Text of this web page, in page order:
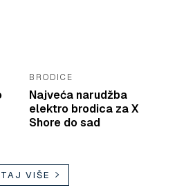
BRODICE
Najveća narudžba
elektro brodica za X
Shore do sad
VIŠE